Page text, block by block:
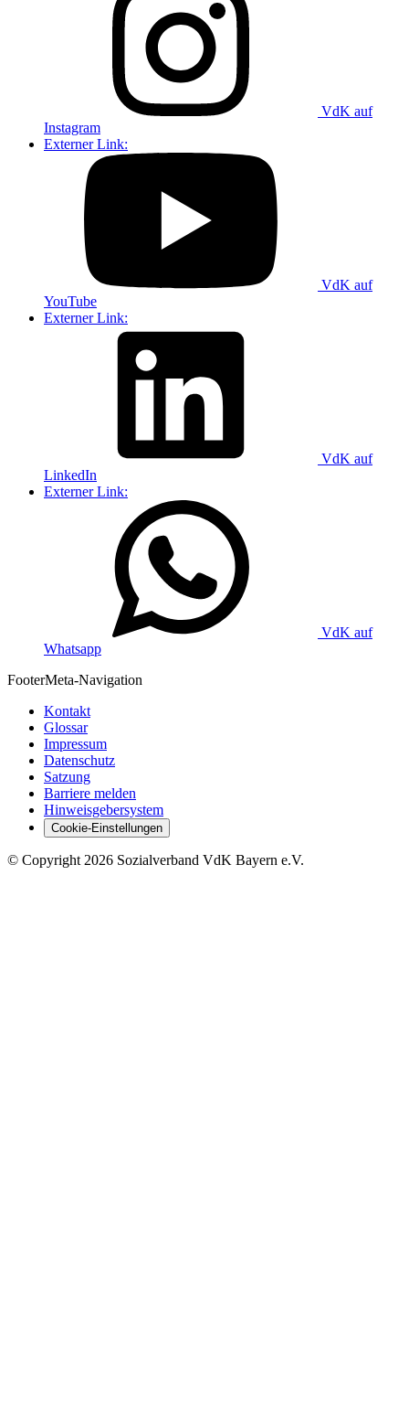
VdK auf
Instagram
Externer Link:
VdK auf
YouTube
Externer Link:
VdK auf
LinkedIn
Externer Link:
VdK auf
Whatsapp
FooterMeta-Navigation
Kontakt
Glossar
Impressum
Datenschutz
Satzung
Barriere melden
Hinweisgebersystem
Cookie-Einstellungen
© Copyright 2026 Sozialverband VdK Bayern e.V.